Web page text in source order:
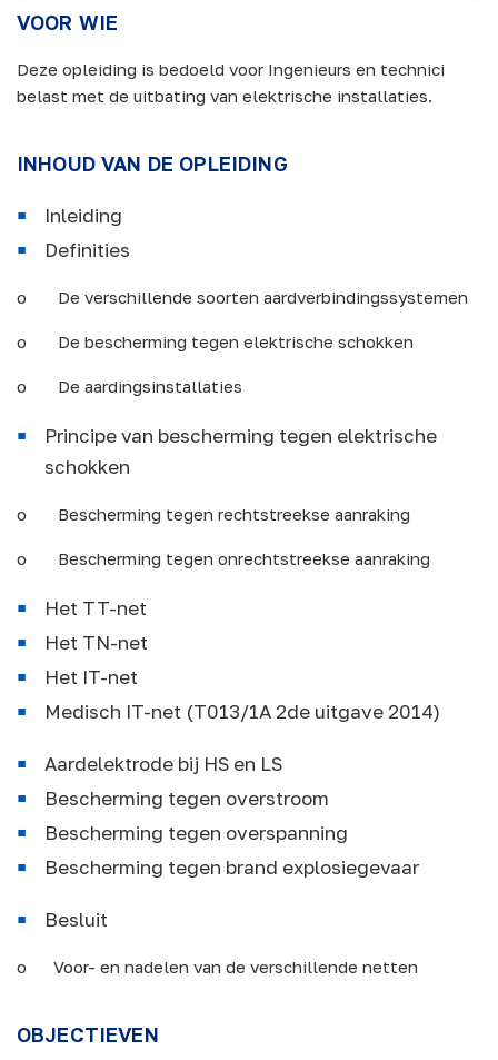
VOOR WIE
Deze opleiding is bedoeld voor Ingenieurs en technici
belast met de uitbating van elektrische installaties.
INHOUD VAN DE OPLEIDING
Inleiding
Definities
o De verschillende soorten aardverbindingssystemen
o De bescherming tegen elektrische schokken
o De aardingsinstallaties
Principe van bescherming tegen elektrische
schokken
o Bescherming tegen rechtstreekse aanraking
o Bescherming tegen onrechtstreekse aanraking
Het TT-net
Het TN-net
Het IT-net
Medisch IT-net (T013/1A 2de uitgave 2014)
Aardelektrode bij HS en LS
Bescherming tegen overstroom
Bescherming tegen overspanning
Bescherming tegen brand explosiegevaar
Besluit
o Voor- en nadelen van de verschillende netten
OBJECTIEVEN